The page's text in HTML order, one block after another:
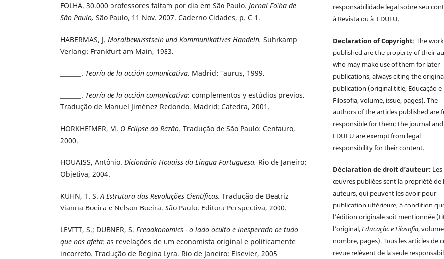
FOLHA. 30.000 professores faltam por dia em São Paulo. Jornal Folha de
São Paulo, São Paulo, 11 Nov. 2007. Caderno Cidades, p. C 1.
HABERMAS, J. Moralbewusstsein und Kommunikatives Handeln. Suhrkamp
Verlang: Frankfurt am Main, 1983.
_______. Teoría de la acción comunicativa. Madrid: Taurus, 1999.
_______. Teoría de la acción comunicativa: complementos y estúdios previos.
Tradução de Manuel Jiménez Redondo. Madrid: Catedra, 2001.
HORKHEIMER, M. O Eclipse da Razão. Tradução de São Paulo: Centauro,
2000.
HOUAISS, Antônio. Dicionário Houaiss da Língua Portuguesa. Rio de Janeiro:
Objetiva, 2004.
KUHN, T. S.A Estrutura das Revoluções Científicas. Tradução de Beatriz
Vianna Boeira e Nelson Boeira. São Paulo: Editora Perspectiva, 2000.
LEVITT, S.; DUBNER, S. Freaakonomics - o lado oculto e inesperado de tudo
que nos afeta: as revelações de um economista original e politicamente
incorreto. Tradução de Regina Lyra. Rio de Janeiro: Elsevier, 2005.
responsabilidade legal sobre seu
à Revista ou à EDUFU.
Declaration of Copyright: The
published are the property of their
who may make use of them for later
publications, always citing the
publication (original title, Educação e
Filosofia, volume, issue, pages). The
authors of the articles published are
responsible for them; the journal
EDUFU are exempt from legal
responsibility for their content.
Déclaration de droit d’auteur: Les
œuvres publiées sont la propriété de
auteurs, qui peuvent les avoir pour
publication ultérieure, à condition
l'édition originale soit mentionnée
l'original,Educação e Filosofia,
nombre, pages). Tous les articles de
revue relèvent de la seule